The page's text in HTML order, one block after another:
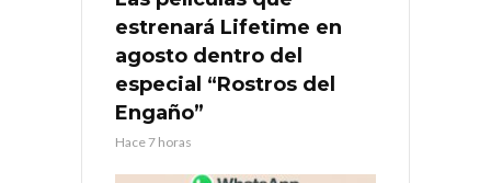
estrenará Lifetime en
agosto dentro del
especial “Rostros del
Engaño”
Hace 7 horas